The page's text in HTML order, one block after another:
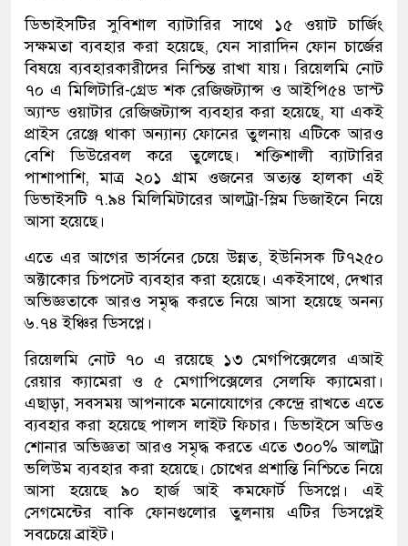
ডিভাইসটির সুবিশাল ব্যাটারির সাথে ১৫ ওয়াট চার্জিং
সক্ষমতা ব্যবহার করা হয়েছে, যেন সারাদিন ফোন চার্জের
বিষয়ে ব্যবহারকারীদের নিশ্চিন্ত রাখা যায়। রিয়েলমি নোট
৭০ এ মিলিটারি-গ্রেড শক রেজিজট্যান্স ও আইপি৫৪ ডাস্ট
অ্যান্ড ওয়াটার রেজিজট্যান্স ব্যবহার করা হয়েছে, যা একই
প্রাইস রেঞ্জে থাকা অন্যান্য ফোনের তুলনায় এটিকে আরও
বেশি ডিউরেবল করে তুলেছে। শক্তিশালী ব্যাটারির
পাশাপাশি, মাত্র ২০১ গ্রাম ওজনের অত্যন্ত হালকা এই
ডিভাইসটি ৭.৯৪ মিলিমিটারের আলট্রা-স্লিম ডিজাইনে নিয়ে
আসা হয়েছে।
এতে এর আগের ভার্সনের চেয়ে উন্নত, ইউনিসক টি৭২৫০
অক্টাকোর চিপসেট ব্যবহার করা হয়েছে। একইসাথে, দেখার
অভিজ্ঞতাকে আরও সমৃদ্ধ করতে নিয়ে আসা হয়েছে অনন্য
৬.৭৪ ইঞ্চির ডিসপ্লে।
রিয়েলমি নোট ৭০ এ রয়েছে ১৩ মেগপিক্সেলের এআই
রেয়ার ক্যামেরা ও ৫ মেগাপিক্সেলের সেলফি ক্যামেরা।
এছাড়া, সবসময় আপনাকে মনোযোগের কেন্দ্রে রাখতে এতে
ব্যবহার করা হয়েছে পালস লাইট ফিচার। ডিভাইসে অডিও
শোনার অভিজ্ঞতা আরও সমৃদ্ধ করতে এতে ৩০০% আলট্রা
ভলিউম ব্যবহার করা হয়েছে। চোখের প্রশান্তি নিশ্চিতে নিয়ে
আসা হয়েছে ৯০ হার্জ আই কমফোর্ট ডিসপ্লে। এই
সেগমেন্টের বাকি ফোনগুলোর তুলনায় এটির ডিসপ্লেই
সবচেয়ে ব্রাইট।